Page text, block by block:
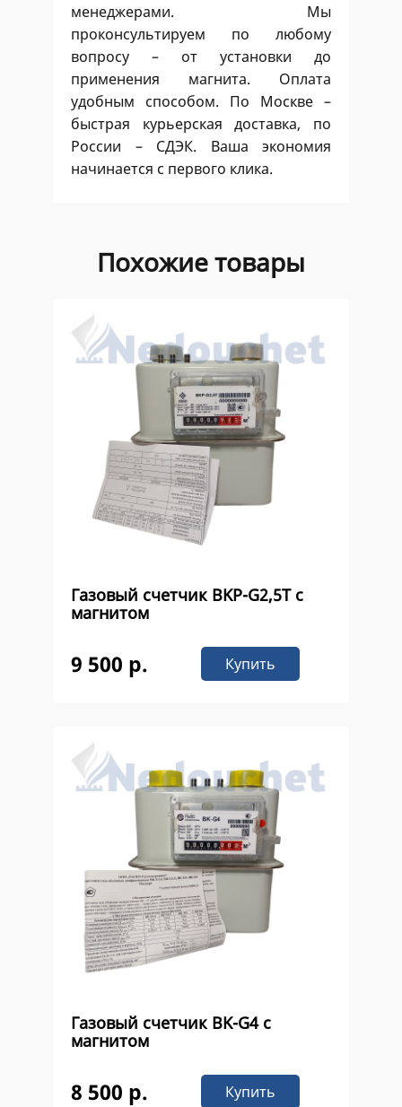
менеджерами. Мы
проконсультируем по любому
вопросу – от установки до
применения магнита. Оплата
удобным способом. По Москве –
быстрая курьерская доставка, по
России – СДЭК. Ваша экономия
начинается с первого клика.
Похожие товары
Газовый счетчик ВKР-G2,5Т с
магнитом
9 500 р. Купить
Газовый счетчик BK-G4 с
магнитом
8 500 р. Купить